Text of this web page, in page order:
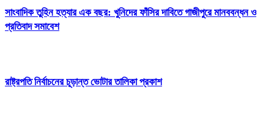
সাংবাদিক তুহিন হত্যার এক বছর: খুনিদের ফাঁসির দাবিতে গাজীপুরে মানববন্ধন ও
প্রতিবাদ সমাবেশ
রাষ্ট্রপতি নির্বাচনের চূড়ান্ত ভোটার তালিকা প্রকাশ